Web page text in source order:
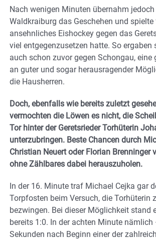
Nach wenigen Minuten übernahm jedoch
Waldkraiburg das Geschehen und
ansehnliches Eishockey gegen das
viel entgegenzusetzen hatte. So ergaben
auch schon zuvor gegen Schongau, eine
an guter und sogar herausragender
die Hausherren.
Doch, ebenfalls wie bereits zuletzt
vermochten die Löwen es nicht, die
Tor hinter der Geretsrieder Torhüterin
unterzubringen. Beste Chancen durch
Christian Neuert oder Florian Brenninger
ohne Zählbares dabei herauszuholen.
In der 16. Minute traf Michael Cejka gar
Torpfosten beim Versuch, die Torhüterin
bezwingen. Bei dieser Möglichkeit stand
bereits 1:0. In der achten Minute nämlich
Sekunden nach Beginn einer der